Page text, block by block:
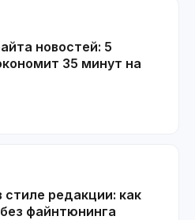
новостей: 5
35 минут на
редакции: как
файнтюнинга